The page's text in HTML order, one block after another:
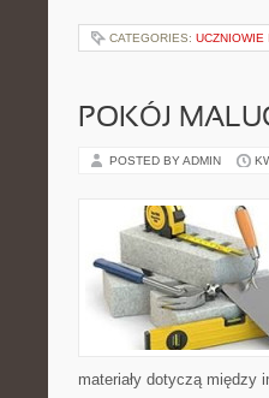
CATEGORIES: UCZNIOWIE
POKÓJ
POSTED BY ADMIN
materiały dotyczą między